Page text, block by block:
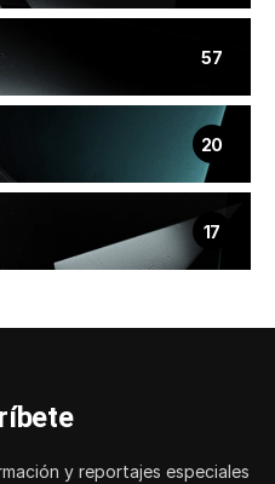
57
20
17
y reportajes especiales